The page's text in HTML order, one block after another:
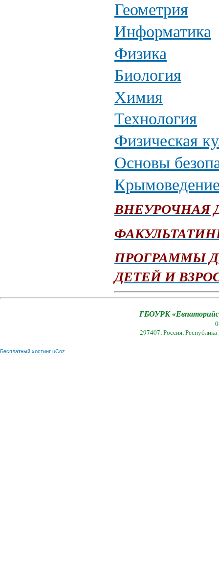
Геометрия
Информатика
Физика
Биология
Химия
Технология
Физическая
Основы
ВНЕУРОЧНАЯ
ПРОГРАММЫ
ДЕТЕЙ И
ГБОУРК
297407, Россия,
Бесплатный хостинг uCoz